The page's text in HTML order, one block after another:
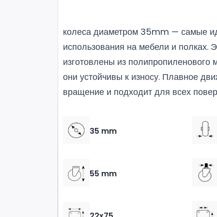
колеса диаметром 35mm — самые
использования на мебели и полках.
изготовлены из полипропиленового
они устойчивы к износу. Плавное
вращение и подходит для всех
35 mm
55 mm